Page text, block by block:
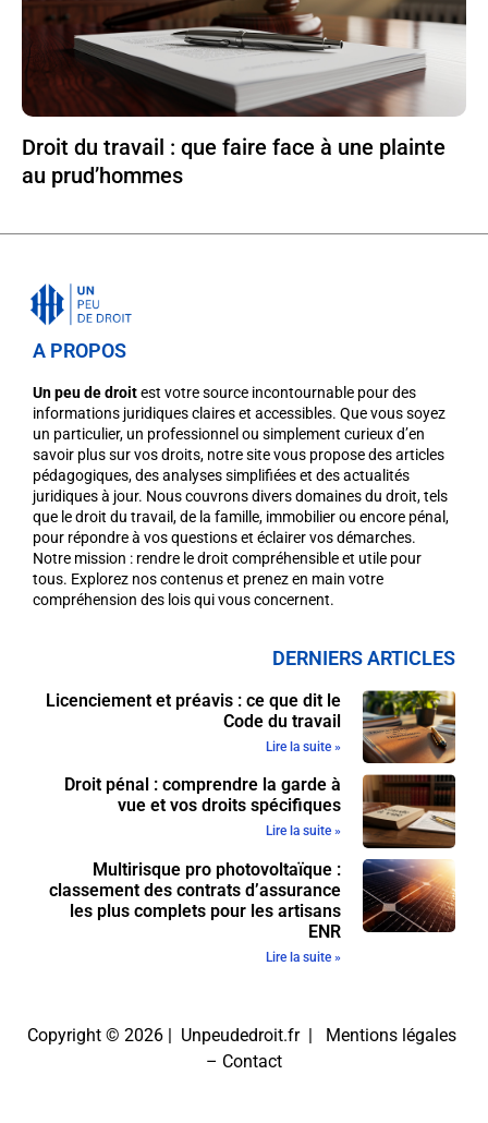
Droit du travail : que faire face à une plainte
au prud’hommes
A PROPOS
Un peu de droitest votre source incontournable pour des
informations juridiques claires et accessibles. Que vous soyez
un particulier, un professionnel ou simplement curieux d’en
savoir plus sur vos droits, notre site vous propose des articles
pédagogiques, des analyses simplifiées et des actualités
juridiques à jour. Nous couvrons divers domaines du droit, tels
que le droit du travail, de la famille, immobilier ou encore pénal,
pour répondre à vos questions et éclairer vos démarches.
Notre mission : rendre le droit compréhensible et utile pour
tous. Explorez nos contenus et prenez en main votre
compréhension des lois qui vous concernent.
DERNIERS ARTICLES
Licenciement et préavis : ce que dit le
Code du travail
Lire la suite »
Droit pénal : comprendre la garde à
vue et vos droits spécifiques
Lire la suite »
Multirisque pro photovoltaïque :
classement des contrats d’assurance
les plus complets pour les artisans
ENR
Lire la suite »
Copyright © 2026 | Unpeudedroit.fr | Mentions légales
– Contact